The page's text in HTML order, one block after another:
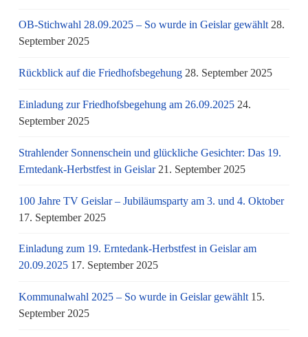
OB-Stichwahl 28.09.2025 – So wurde in Geislar gewählt 28.
September 2025
Rückblick auf die Friedhofsbegehung 28. September 2025
Einladung zur Friedhofsbegehung am 26.09.2025 24.
September 2025
Strahlender Sonnenschein und glückliche Gesichter: Das 19.
Erntedank-Herbstfest in Geislar 21. September 2025
100 Jahre TV Geislar – Jubiläumsparty am 3. und 4. Oktober
17. September 2025
Einladung zum 19. Erntedank-Herbstfest in Geislar am
20.09.2025 17. September 2025
Kommunalwahl 2025 – So wurde in Geislar gewählt 15.
September 2025